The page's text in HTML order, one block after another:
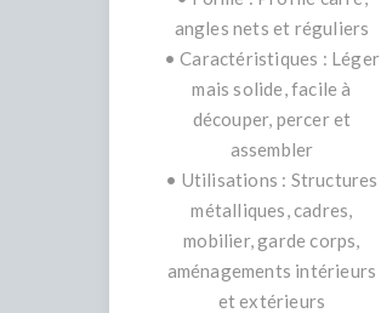
angles nets et réguliers
• Caractéristiques : Léger
mais solide, facile à
découper, percer et
assembler
• Utilisations : Structures
métalliques, cadres,
mobilier, garde corps,
aménagements intérieurs
et extérieurs